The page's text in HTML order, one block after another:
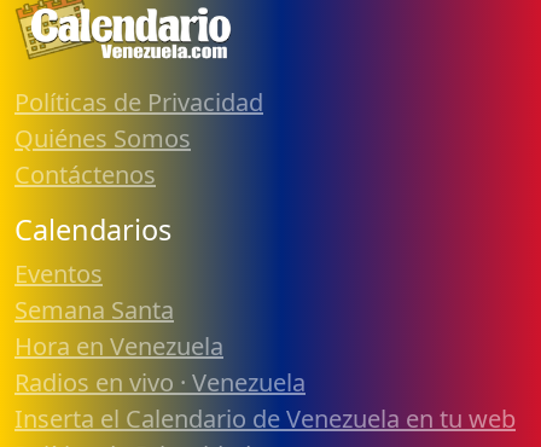
Políticas de Privacidad
Quiénes Somos
Contáctenos
Calendarios
Eventos
Semana Santa
Hora en Venezuela
Radios en vivo · Venezuela
Inserta el Calendario de Venezuela en tu web